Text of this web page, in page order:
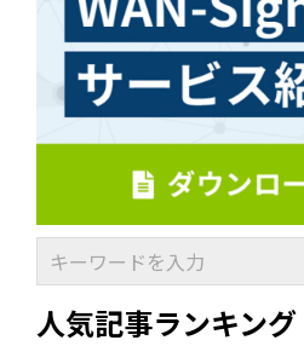
人気記事ランキング